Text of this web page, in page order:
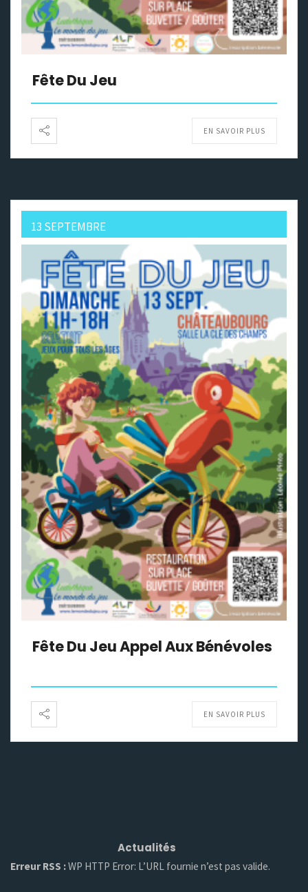
Fête Du Jeu
EN SAVOIR PLUS
13 SEPTEMBRE
Fête Du Jeu Appel Aux Bénévoles
EN SAVOIR PLUS
Actualités
Erreur RSS :WP HTTP Error: L’URL fournie n’est pas valide.